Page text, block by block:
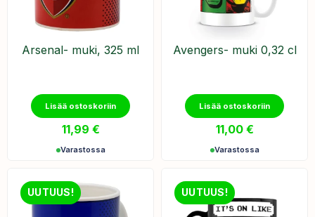
​Arsenal- muki, 325 ml
Lisää ostoskoriin
11,99 €
Varastossa
​Avengers- muki 0,32 cl
Lisää ostoskoriin
11,00 €
Varastossa
UUTUUS! UUTUUS!